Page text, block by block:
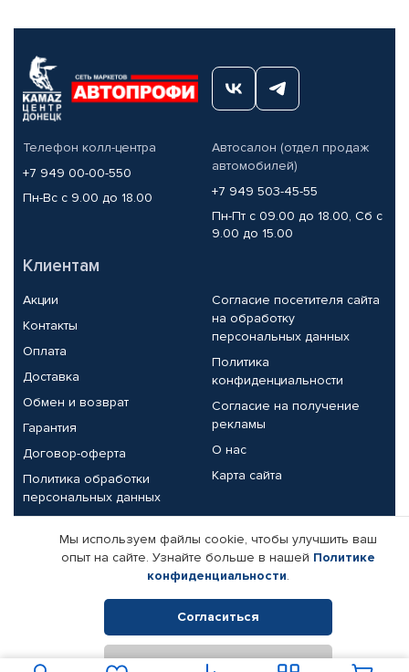
Телефон колл-центра
+7 949 00-00-550
Пн-Вс с 9.00 до 18.00
Автосалон (отдел продаж
автомобилей)
+7 949 503-45-55
Пн-Пт с 09.00 до 18.00, Сб с
9.00 до 15.00
Клиентам
Акции
Контакты
Оплата
Доставка
Обмен и возврат
Гарантия
Договор-оферта
Политика обработки
персональных данных
Согласие посетителя сайта
на обработку
персональных данных
Политика
конфиденциальности
Согласие на получение
рекламы
О нас
Карта сайта
Партнерам
Корпоративным клиентам
Поставщикам
Реквизиты компании
© КАМАЗ ЦЕНТР ДОНЕЦК, 2015-2026. Все права защищены.
Мы используем файлы cookie, чтобы улучшить ваш
опыт на сайте. Узнайте больше в нашей Политике
конфиденциальности.
Согласиться
Отклонить